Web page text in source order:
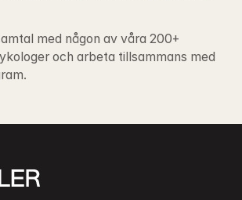
med någon av våra 200+
och arbeta tillsammans med